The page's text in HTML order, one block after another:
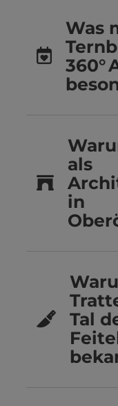
Was
360°
als
in
Tal